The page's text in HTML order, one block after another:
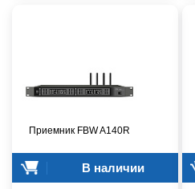
Приемник FBW A140R
В наличии